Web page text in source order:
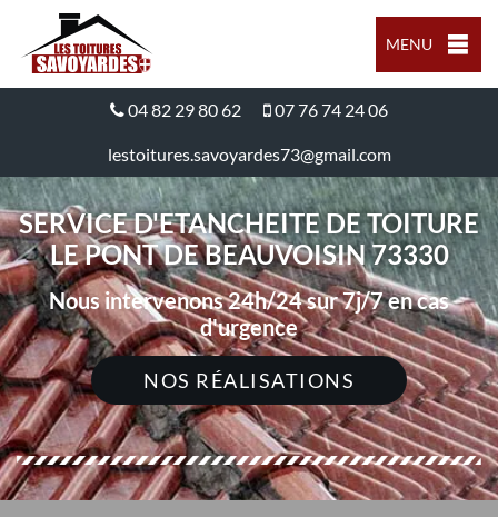
MENU
04 82 29 80 62 07 76 74 24 06
lestoitures.savoyardes73@gmail.com
SERVICE D'ETANCHEITE DE TOITURE
LE PONT DE BEAUVOISIN 73330
Nous intervenons 24h/24 sur 7j/7 en cas
d'urgence
NOS RÉALISATIONS